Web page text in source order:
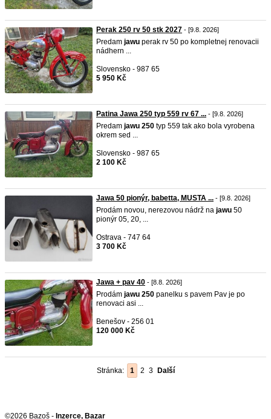
Perak 250 rv 50 stk 2027 - [9.8. 2026]
Predam jawu perak rv 50 po kompletnej renovacii
nádhern ...
Slovensko - 987 65
5 950 Kč
Patina Jawa 250 typ 559 rv 67 ... - [9.8. 2026]
Predam jawu 250 typ 559 tak ako bola vyrobena
okrem sed ...
Slovensko - 987 65
2 100 Kč
Jawa 50 pionýr, babetta, MUSTA ... - [9.8. 2026]
Prodám novou, nerezovou nádrž na jawu 50
pionýr 05, 20, ...
Ostrava - 747 64
3 700 Kč
Jawa + pav 40 - [8.8. 2026]
Prodám jawu 250 panelku s pavem Pav je po
renovaci asi ...
Benešov - 256 01
120 000 Kč
Stránka: 1 2 3 Další
©2026 Bazoš - Inzerce, Bazar